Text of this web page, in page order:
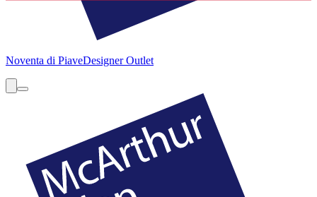
Noventa di PiaveDesigner Outlet